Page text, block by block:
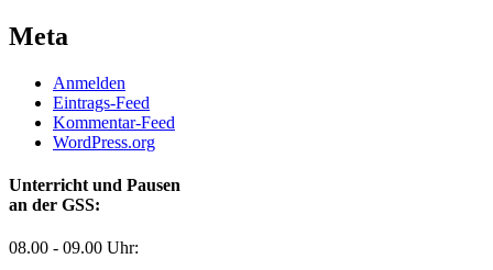
Meta
Anmelden
Eintrags-Feed
Kommentar-Feed
WordPress.org
Unterricht und Pausen
an der GSS:
08.00 - 09.00 Uhr: